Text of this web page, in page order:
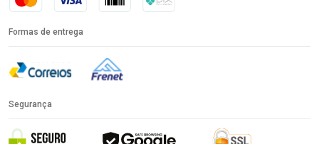
Formas de entrega
Segurança